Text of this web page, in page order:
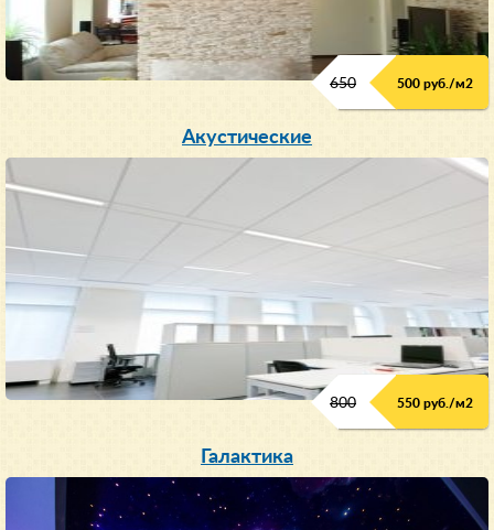
650 500 руб./м2
Акустические
800 550 руб./м2
Галактика